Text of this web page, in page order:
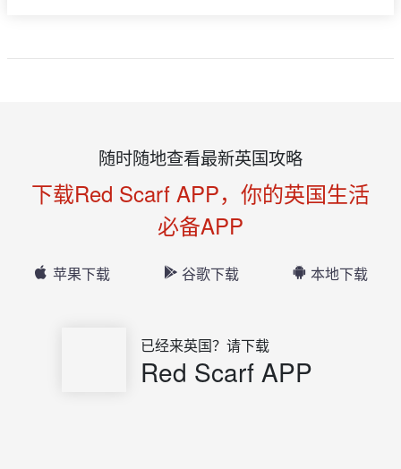
随时随地查看最新英国攻略
下载Red Scarf APP，你的英国生活
必备APP
苹果下载 谷歌下载 本地下载
已经来英国？请下载
Red Scarf APP